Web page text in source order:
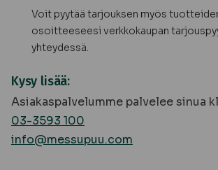
Voit pyytää tarjouksen myös
osoitteeseesi verkkokaupan
yhteydessä.
Kysy lisää:
Asiakaspalvelumme palvelee sinua
03-3593 100
info@messupuu.com